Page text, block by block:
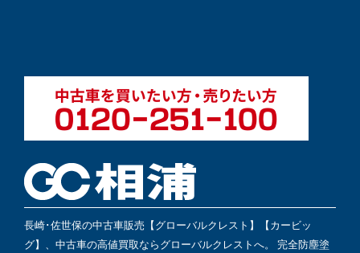
長崎･佐世保の中古車販売【グローバルクレスト】【カービッ
グ】、中古車の高値買取ならグローバルクレストへ。 完全防塵塗